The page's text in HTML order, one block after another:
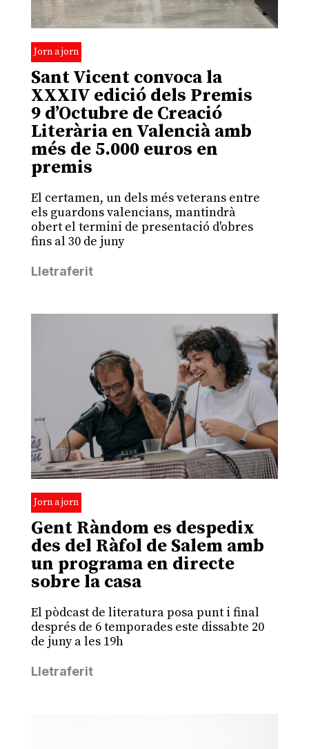
Jorn a jorn
Sant Vicent convoca la
XXXIV edició dels Premis
9 d’Octubre de Creació
Literària en Valencià amb
més de 5.000 euros en
premis
El certamen, un dels més veterans entre
els guardons valencians, mantindrà
obert el termini de presentació d'obres
fins al 30 de juny
Lletraferit
Jorn a jorn
Gent Ràndom es despedix
des del Ràfol de Salem amb
un programa en directe
sobre la casa
El pòdcast de literatura posa punt i final
després de 6 temporades este dissabte 20
de juny a les 19h
Lletraferit